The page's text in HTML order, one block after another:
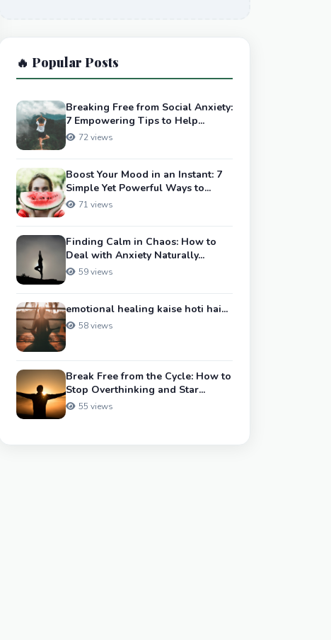
🔥 Popular Posts
Breaking Free from Social Anxiety:
7 Empowering Tips to Help...
72 views
Boost Your Mood in an Instant: 7
Simple Yet Powerful Ways to...
71 views
Finding Calm in Chaos: How to
Deal with Anxiety Naturally...
59 views
emotional healing kaise hoti hai...
58 views
Break Free from the Cycle: How to
Stop Overthinking and Star...
55 views